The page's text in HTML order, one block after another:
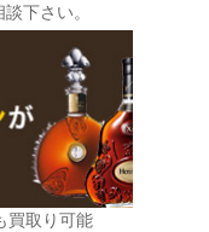
下さい。
買取り可能